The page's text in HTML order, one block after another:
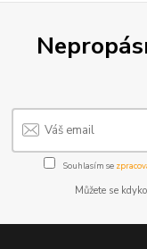
Souhlasím se
Můžete se